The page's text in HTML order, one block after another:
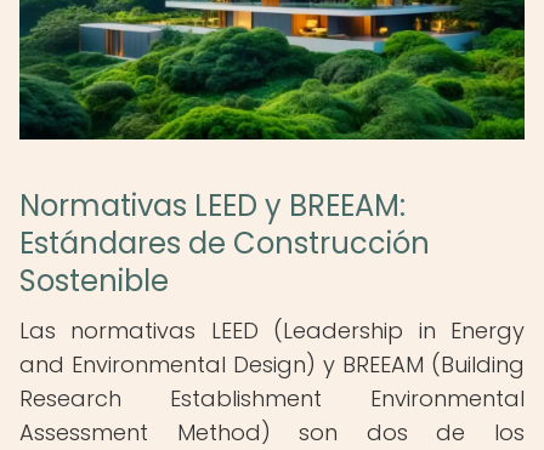
Normativas LEED y BREEAM:
Estándares de Construcción
Sostenible
Las normativas LEED (Leadership in Energy
and Environmental Design) y BREEAM (Building
Research Establishment Environmental
Assessment Method) son dos de los